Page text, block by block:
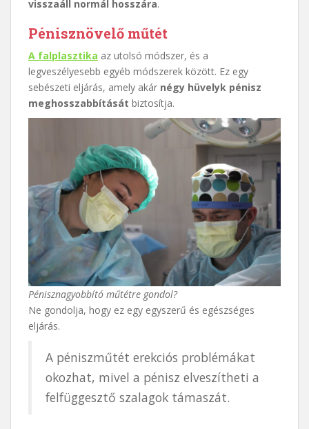
visszaáll normál hosszára.
Pénisznövelő műtét
A falplasztika az utolsó módszer, és a
legveszélyesebb egyéb módszerek között. Ez egy
sebészeti eljárás, amely akár négy hüvelyk pénisz
meghosszabbítását biztosítja.
Pénisznagyobbító műtétre gondol?
Ne gondolja, hogy ez egy egyszerű és egészséges
eljárás.
A péniszműtét erekciós problémákat
okozhat, mivel a pénisz elveszítheti a
felfüggesztő szalagok támaszát.